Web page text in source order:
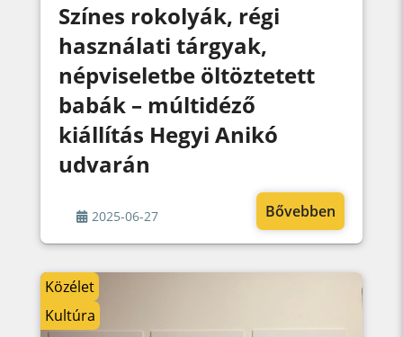
Színes rokolyák, régi
használati tárgyak,
népviseletbe öltöztetett
babák – múltidéző
kiállítás Hegyi Anikó
udvarán
2025-06-27 Bővebben
Közélet
Kultúra